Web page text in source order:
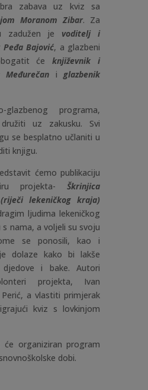
zabava uz kviz sa
Moranom Zibar. Za
zadužen je voditelj i
Bajović, a glazbeni
ćeknjiževnik i
iglazbenik
glazbenog programa,
uz zakusku. Svi
se besplatno učlaniti u
knjigu.
ćemo publikaciju
projekta-Škrinjica
lekeničkog kraja)
ljudima lekeničkog
s nama, a voljeli su svoju
se ponosili, kao i
dolaze kako bi lakše
i bake. Autori
projekta, Ivan
a vlastiti primjerak
kviz s lovkinjom
organiziran program
dobi.